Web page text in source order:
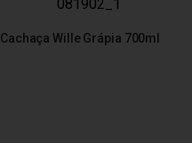
Cachaça Wille Grápia 700ml